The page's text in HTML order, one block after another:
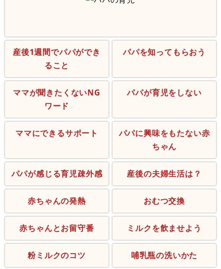
産後1週間でパパができ
ること
パパを知ってもらおう
ママが聞きたくないNG
ワード
パパが育児をしない
ママにできるサポート
パパに興味をもたない赤
ちゃん
パパが感じる育児疎外感 産後の夫婦生活は？
赤ちゃんの発熱 おむつ交換
赤ちゃんとお留守番 ミルクを飲ませよう
粉ミルクのコツ 哺乳瓶の洗いかた